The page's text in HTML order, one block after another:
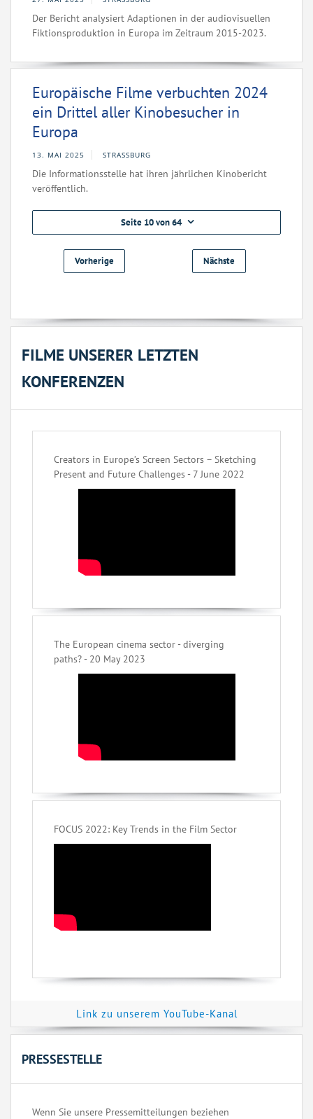
Der Bericht analysiert Adaptionen in der audiovisuellen
Fiktionsproduktion in Europa im Zeitraum 2015-2023.
Europäische Filme verbuchten 2024
ein Drittel aller Kinobesucher in
Europa
13. MAI 2025 STRASSBURG
Die Informationsstelle hat ihren jährlichen Kinobericht
veröffentlich.
Seite 10 von 64
Vorherige Nächste
FILME UNSERER LETZTEN
KONFERENZEN
Creators in Europe’s Screen Sectors – Sketching
Present and Future Challenges - 7 June 2022
The European cinema sector - diverging
paths? - 20 May 2023
FOCUS 2022: Key Trends in the Film Sector
Link zu unserem YouTube-Kanal
PRESSESTELLE
Wenn Sie unsere Pressemitteilungen beziehen